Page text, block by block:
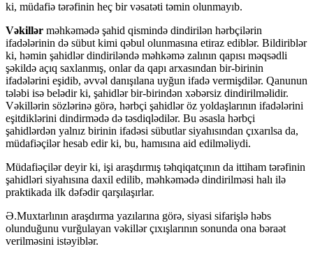
ki, müdafiə tərəfinin heç bir vəsatəti təmin olunmayıb.
Vəkillər məhkəmədə şahid qismində dindirilən hərbçilərin
ifadələrinin də sübut kimi qəbul olunmasına etiraz ediblər. Bildiriblər
ki, həmin şahidlər dindiriləndə məhkəmə zalının qapısı məqsədli
şəkildə açıq saxlanmış, onlar da qapı arxasından bir-birinin
ifadələrini eşidib, əvvəl danışılana uyğun ifadə vermişdilər. Qanunun
tələbi isə belədir ki, şahidlər bir-birindən xəbərsiz dindirilməlidir.
Vəkillərin sözlərinə görə, hərbçi şahidlər öz yoldaşlarının ifadələrini
eşitdiklərini dindirmədə də təsdiqlədilər. Bu əsasla hərbçi
şahidlərdən yalnız birinin ifadəsi sübutlar siyahısından çıxarılsa da,
müdafiəçilər hesab edir ki, bu, hamısına aid edilməliydi.
Müdafiəçilər deyir ki, işi araşdırmış təhqiqatçının da ittiham tərəfinin
şahidləri siyahısına daxil edilib, məhkəmədə dindirilməsi halı ilə
praktikada ilk dəfədir qarşılaşırlar.
Ə.Muxtarlının araşdırma yazılarına görə, siyasi sifarişlə həbs
olunduğunu vurğulayan vəkillər çıxışlarının sonunda ona bəraət
verilməsini istəyiblər.